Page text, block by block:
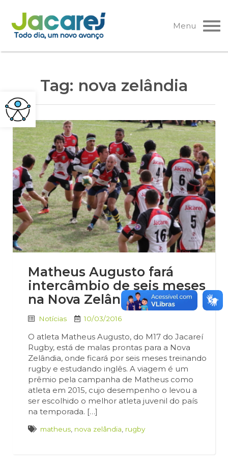
Pular
para
o
Menu
Tag: nova zelândia
Matheus Augusto fará
intercâmbio de seis meses
na Nova Zelândia
Notícias 10/03/2016
O atleta Matheus Augusto, do M17 do Jacareí
Rugby, está de malas prontas para a Nova
Zelândia, onde ficará por seis meses treinando
rugby e estudando inglês. A viagem é um
prêmio pela campanha de Matheus como
atleta em 2015, cujo desempenho o levou a
ser escolhido o melhor atleta juvenil do país
na temporada. […]
matheus nova zelândia rugby